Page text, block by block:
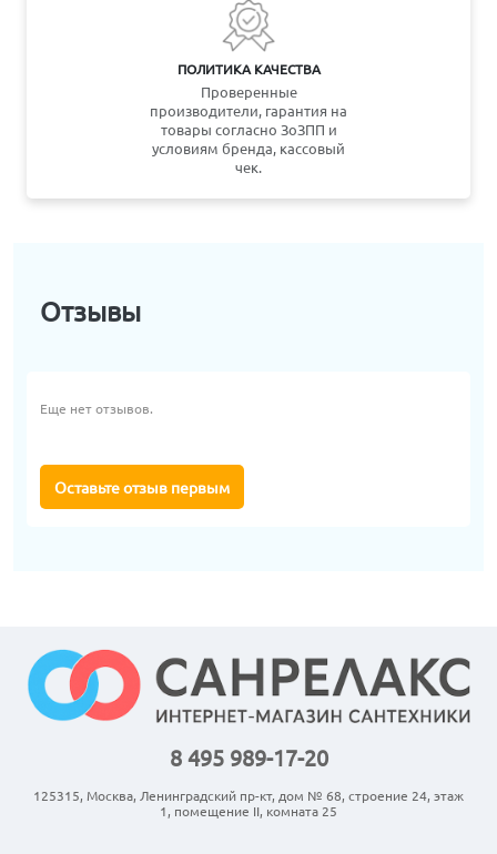
ПОЛИТИКА КАЧЕСТВА
Проверенные
производители, гарантия на
товары согласно ЗоЗПП и
условиям бренда, кассовый
чек.
Отзывы
Еще нет отзывов.
Оставьте отзыв первым
8 495 989-17-20
125315, Москва, Ленинградский пр-кт, дом № 68, строение 24, этаж
1, помещение II, комната 25